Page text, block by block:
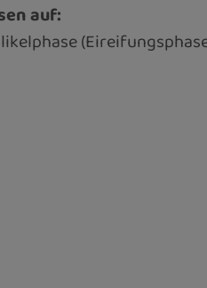
auf: